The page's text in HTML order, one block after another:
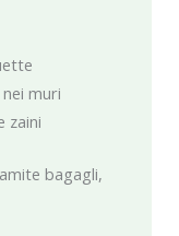
muri
zaini
bagagli,